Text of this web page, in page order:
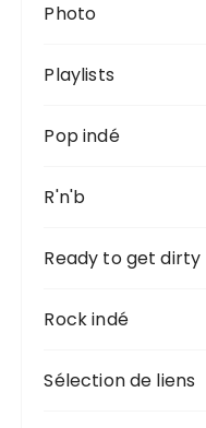
Photo
Playlists
Pop indé
R'n'b
Ready to get dirty
Rock indé
Sélection de liens